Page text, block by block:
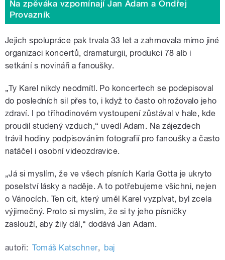
Na zpěváka vzpomínají Jan Adam a Ondřej
Provazník
Jejich spolupráce pak trvala 33 let a zahrnovala mimo jiné
organizaci koncertů, dramaturgii, produkci 78 alb i
setkání s novináři a fanoušky.
„Ty Karel nikdy neodmítl. Po koncertech se podepisoval
do posledních sil přes to, i když to často ohrožovalo jeho
zdraví. I po tříhodinovém vystoupení zůstával v hale, kde
proudil studený vzduch,“ uvedl Adam. Na zájezdech
trávil hodiny podpisováním fotografií pro fanoušky a často
natáčel i osobní videozdravice.
„Já si myslím, že ve všech písních Karla Gotta je ukryto
poselství lásky a naděje. A to potřebujeme všichni, nejen
o Vánocích. Ten cit, který uměl Karel vyzpívat, byl zcela
výjimečný. Proto si myslím, že si ty jeho písničky
zaslouží, aby žily dál,“ dodává Jan Adam.
autoři: Tomáš Katschner, baj